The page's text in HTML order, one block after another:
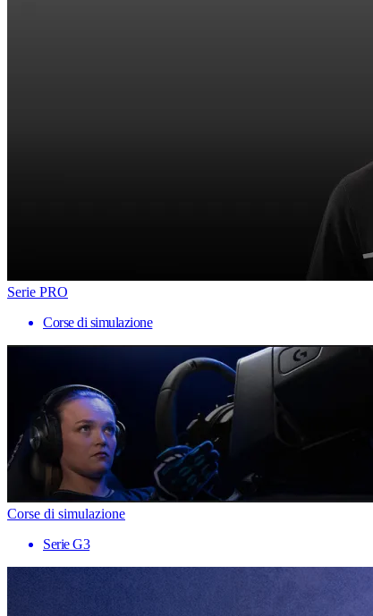
Serie PRO
Corse di simulazione
Corse di simulazione
Serie G3